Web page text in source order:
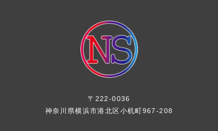
〒222-0036
神奈川県横浜市港北区小机町967-208